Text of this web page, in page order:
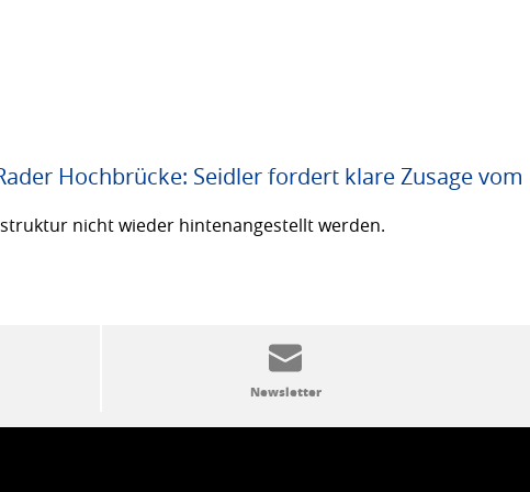
Hochbrücke: Seidler fordert klare Zusage
nicht wieder hintenangestellt werden.